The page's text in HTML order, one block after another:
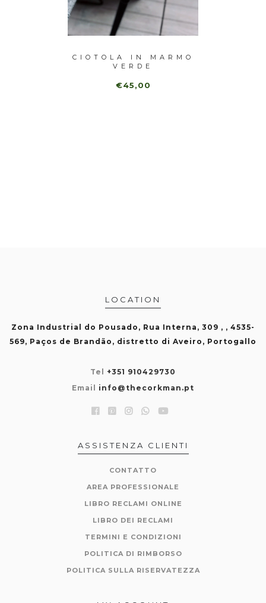
CIOTOLA IN MARMO
VERDE
€45,00
LOCATION
Zona Industrial do Pousado, Rua Interna, 309 , , 4535-
569, Paços de Brandão, distretto di Aveiro, Portogallo
Tel +351 910429730
Email info@thecorkman.pt
ASSISTENZA CLIENTI
CONTATTO
AREA PROFESSIONALE
LIBRO RECLAMI ONLINE
LIBRO DEI RECLAMI
TERMINI E CONDIZIONI
POLITICA DI RIMBORSO
POLITICA SULLA RISERVATEZZA